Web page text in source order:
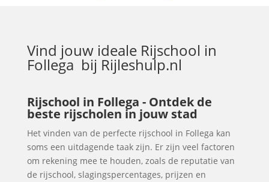
Vind jouw ideale Rijschool in
Follega bij Rijleshulp.nl
Rijschool in Follega - Ontdek de
beste rijscholen in jouw stad
Het vinden van de perfecte rijschool in Follega kan
soms een uitdagende taak zijn. Er zijn veel factoren
om rekening mee te houden, zoals de reputatie van
de rijschool, slagingspercentages, prijzen en